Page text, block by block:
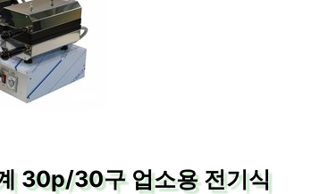
30p/30구 업소용 전기식